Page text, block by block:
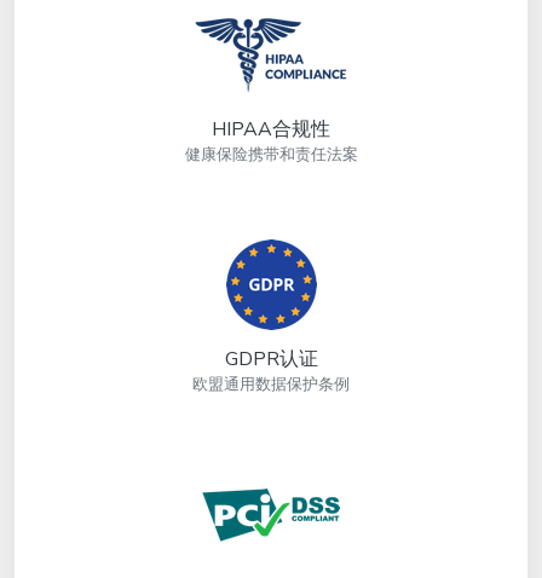
HIPAA合规性
健康保险携带和责任法案
GDPR认证
欧盟通用数据保护条例